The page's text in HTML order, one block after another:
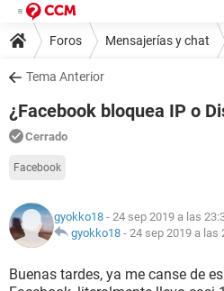
Foros Mensajerías y chat
Tema Anterior
¿Facebook bloquea IP o
Cerrado
Facebook
gyokko18 - 24 sep 2019 a las
gyokko18 - 24 sep 2019 a las
Buenas tardes, ya me canse de